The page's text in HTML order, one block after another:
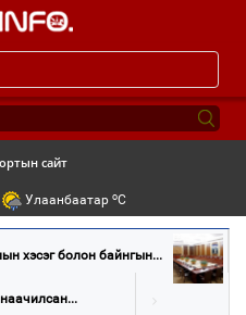
сайт
Улаанбаатар oC
хэсэг болон байнгын...